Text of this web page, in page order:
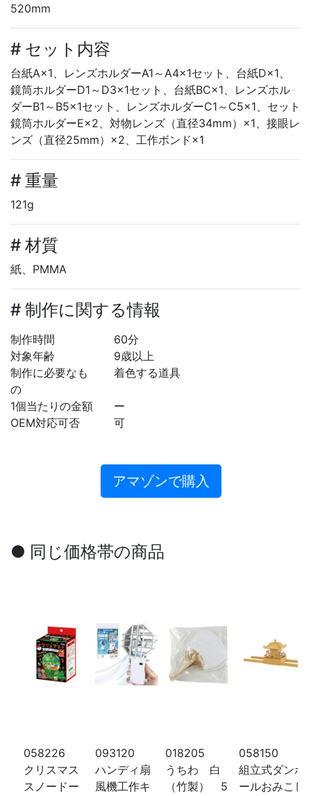
520mm
# セット内容
台紙A×1、レンズホルダーA1～A4×1セット、台紙D×1、
鏡筒ホルダーD1～D3×1セット、台紙BC×1、レンズホル
ダーB1～B5×1セット、レンズホルダーC1～C5×1、セット
鏡筒ホルダーE×2、対物レンズ（直径34mm）×1、接眼レ
ンズ（直径25mm）×2、工作ボンド×1
# 重量
121g
# 材質
紙、PMMA
# 制作に関する情報
制作時間
60分
対象年齢
9歳以上
制作に必要なも
の
着色する道具
1個当たりの金額
ー
OEM対応可否
可
アマゾンで購入
● 同じ価格帯の商品
058226
クリスマス
スノードー
093120
ハンディ扇
風機工作キ
018205
うちわ 白
（竹製） 5
058150
組立式ダンボ
ールおみこし